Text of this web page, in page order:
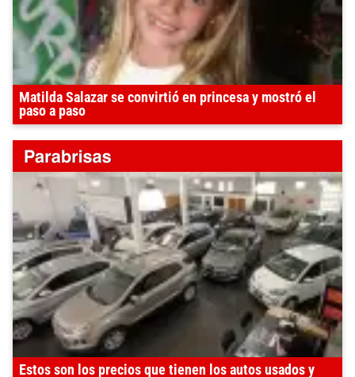
Matilda Salazar se convirtió en princesa y mostró el
paso a paso
Estos son los precios que tienen los autos usados y